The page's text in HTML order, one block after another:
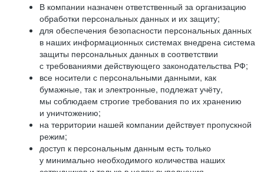
В компании назначен ответственный за организацию
обработки персональных данных и их защиту;
для обеспечения безопасности персональных данных
в наших информационных системах внедрена система
защиты персональных данных в соответствии
с требованиями действующего законодательства РФ;
все носители с персональными данными, как
бумажные, так и электронные, подлежат учёту,
мы соблюдаем строгие требования по их хранению
и уничтожению;
на территории нашей компании действует пропускной
режим;
доступ к персональным данным есть только
у минимально необходимого количества наших